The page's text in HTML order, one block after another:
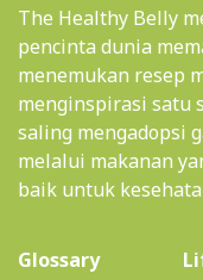
The Healthy Belly
pencinta dunia
menemukan resep
menginspirasi satu
saling mengadopsi
melalui makanan
baik untuk
Glossary